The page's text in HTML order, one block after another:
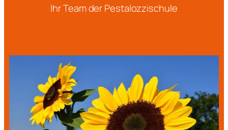
Ihr Team der Pestalozzischule